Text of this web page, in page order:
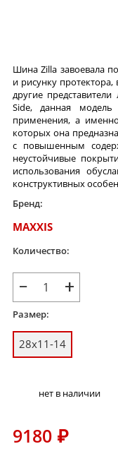
Шина Zilla завоевала
и рисунку
другие
Side, данная модель
применения, а
которых она
с повышенным
неустойчивые
использования
конструктивных
Бренд:
MAXXIS
Количество:
− +
Размер:
28x11-14
нет в наличии
9180 ₽